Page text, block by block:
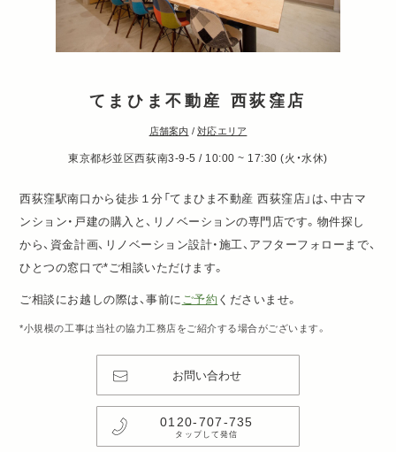
てまひま不動産 西荻窪店
店舗案内 /対応エリア
東京都杉並区西荻南3-9-5 / 10:00 ~ 17:30 (火・水休)
西荻窪駅南口から徒歩１分「てまひま不動産 西荻窪店」は、中古マ
ンション・戸建の購入と、リノベーションの専門店です。物件探し
から、資金計画、リノベーション設計・施工、アフターフォローまで、
ひとつの窓口で*ご相談いただけます。
ご相談にお越しの際は、事前に ご予約 くださいませ。
*小規模の工事は当社の協力工務店をご紹介する場合がございます。
お問い合わせ
0120-707-735
タップして発信